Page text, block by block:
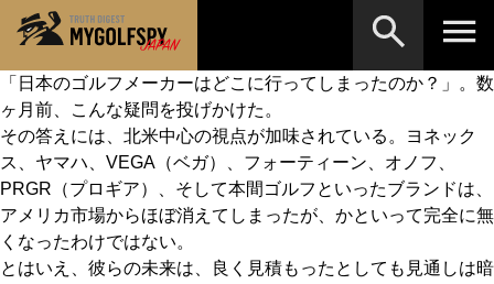
「日本のゴルフメーカーはどこに行ってしまったのか？」。数
ヶ月前、こんな疑問を投げかけた。
その答えには、北米中心の視点が加味されている。ヨネック
ス、ヤマハ、VEGA（ベガ）、フォーティーン、オノフ、
PRGR（プロギア）、そして本間ゴルフといったブランドは、
アメリカ市場からほぼ消えてしまったが、かといって完全に無
くなったわけではない。
とはいえ、彼らの未来は、良く見積もったとしても見通しは暗
MOST WANTED テストランキング
NEW RELEASES 新製品情報
HOW TO ゴルフ上達・実践テクニック
LAB テスト・データ検証
※メーカー名やクラブ名など、検索したい事柄を入
力してください。
検索